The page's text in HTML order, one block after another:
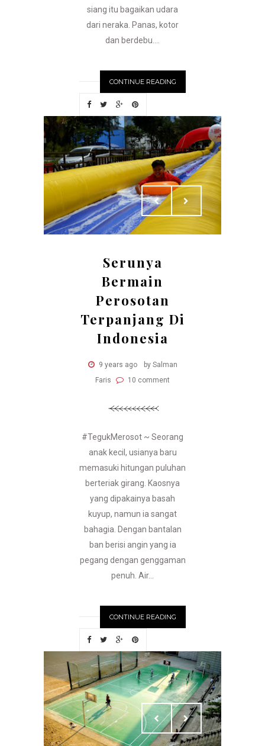
siang itu bagaikan udara
dari neraka. Panas, kotor
dan berdebu....
CONTINUE READING
Serunya
Bermain
Perosotan
Terpanjang Di
Indonesia
9 years ago
by Salman
Faris
10 comment
#TegukMerosot ~ Seorang
anak kecil, usianya baru
memasuki hitungan puluhan
berteriak girang. Kaosnya
yang dipakainya basah
kuyup, namun ia sangat
bahagia. Dengan bantalan
ban berisi angin yang ia
pegang dengan genggaman
penuh. Air...
CONTINUE READING